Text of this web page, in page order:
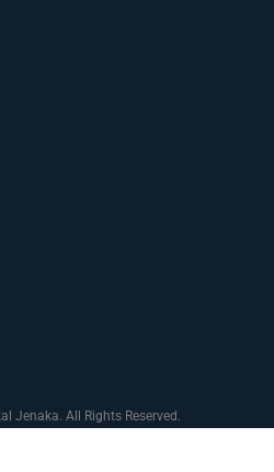
Jenaka. All Rights Reserved.